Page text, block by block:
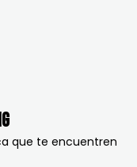
que te encuentren